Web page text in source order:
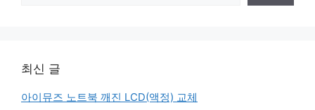
최신 글
아이뮤즈 노트북 깨진 LCD(액정) 교체